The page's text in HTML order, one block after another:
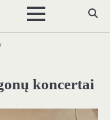
koncertai